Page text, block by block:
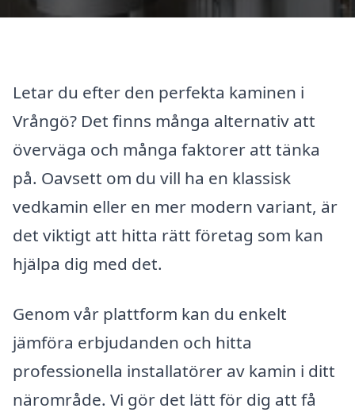
Letar du efter den perfekta kaminen i
Vrångö? Det finns många alternativ att
överväga och många faktorer att tänka
på. Oavsett om du vill ha en klassisk
vedkamin eller en mer modern variant, är
det viktigt att hitta rätt företag som kan
hjälpa dig med det.
Genom vår plattform kan du enkelt
jämföra erbjudanden och hitta
professionella installatörer av kamin i ditt
närområde. Vi gör det lätt för dig att få